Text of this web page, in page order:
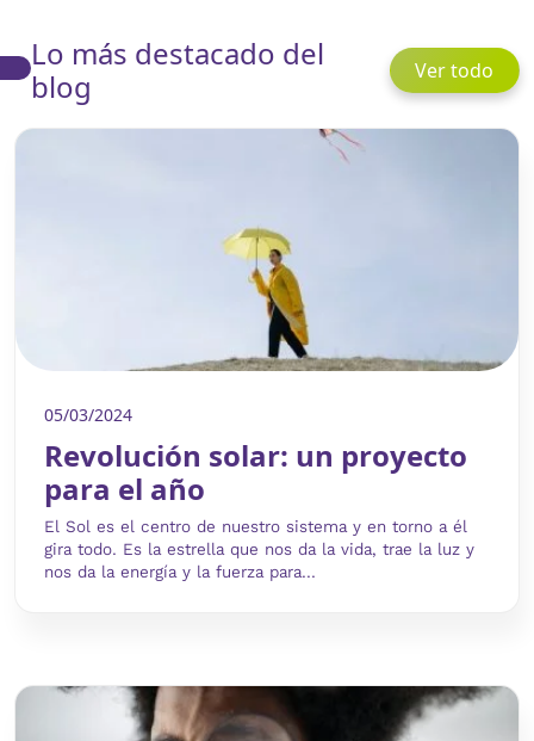
Lo más destacado del
blog
Ver todo
05/03/2024
Revolución solar: un proyecto
para el año
El Sol es el centro de nuestro sistema y en torno a él
gira todo. Es la estrella que nos da la vida, trae la luz y
nos da la energía y la fuerza para...